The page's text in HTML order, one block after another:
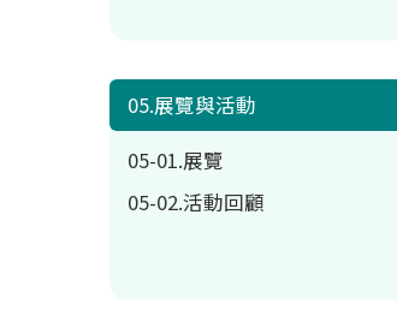
05.展覽與活動
05-01.展覽
05-02.活動回顧